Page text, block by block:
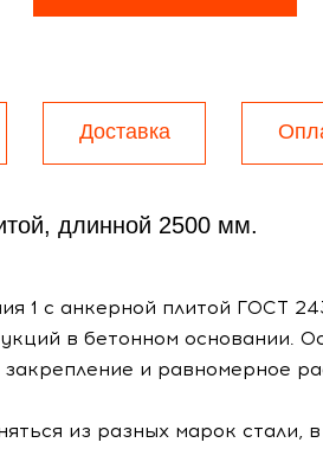
Доставка
длинной 2500 мм.
1 с анкерной плитой ГОСТ
в бетонном основании.
и равномерное
из разных марок стали,